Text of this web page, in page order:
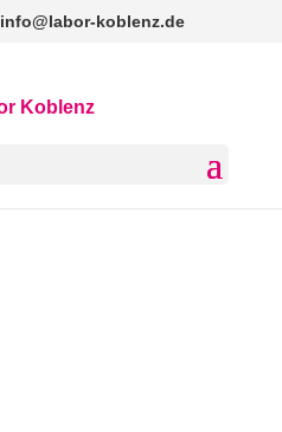
info@labor-koblenz.de